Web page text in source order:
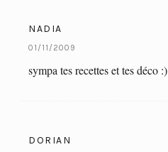
NADIA
01/11/2009
sympa tes recettes et tes déco :)
DORIAN